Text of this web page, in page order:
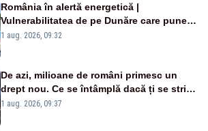
România în alertă energetică |
Vulnerabilitatea de pe Dunăre care pune
în pericol Centrala Cernavodă era
1 aug. 2026, 09:32
De azi, milioane de români primesc un
drept nou. Ce se întâmplă dacă ți se strică
un produs
1 aug. 2026, 09:37